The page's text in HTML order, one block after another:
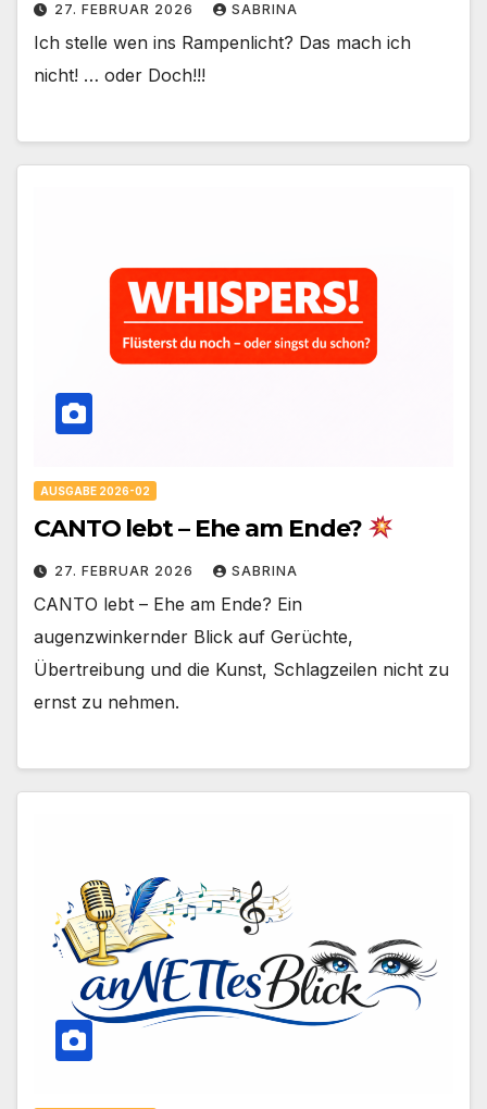
27. FEBRUAR 2026 SABRINA
Ich stelle wen ins Rampenlicht? Das mach ich
nicht! … oder Doch!!!
AUSGABE 2026-02
CANTO lebt – Ehe am Ende?
27. FEBRUAR 2026 SABRINA
CANTO lebt – Ehe am Ende? Ein
augenzwinkernder Blick auf Gerüchte,
Übertreibung und die Kunst, Schlagzeilen nicht zu
ernst zu nehmen.